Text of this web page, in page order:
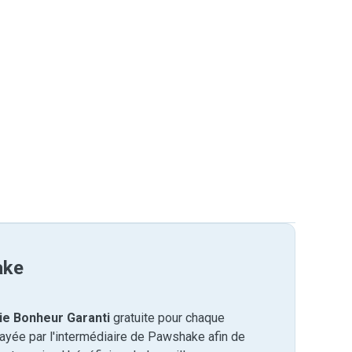
Bonheur Garanti gratuite pour chaque
par l'intermédiaire de Pawshake afin de